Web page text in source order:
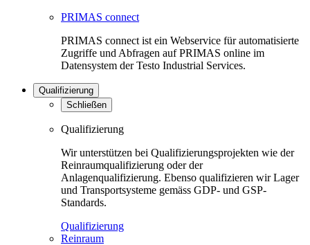
PRIMAS connect
PRIMAS connect ist ein Webservice für automatisierte
Zugriffe und Abfragen auf PRIMAS online im
Datensystem der Testo Industrial Services.
Qualifizierung
Schließen
Qualifizierung
Wir unterstützen bei Qualifizierungsprojekten wie der
Reinraumqualifizierung oder der
Anlagenqualifizierung. Ebenso qualifizieren wir Lager
und Transportsysteme gemäss GDP- und GSP-
Standards.
Qualifizierung
Reinraum